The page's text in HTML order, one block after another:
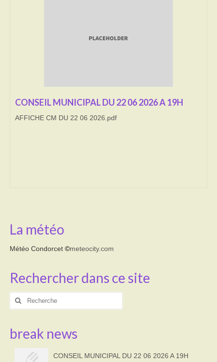
LE BRULAGE DES VEGETAUX
DECHETS VERTS
CONSEIL MUNICIPAL DU 22 06 2026 A 19H
AFFICHE CM DU 22 06 2026.pdf
La météo
Météo Condorcet ©meteocity.com
Rechercher dans ce site
Rechercher
break news
CONSEIL MUNICIPAL DU 22 06 2026 A 19H